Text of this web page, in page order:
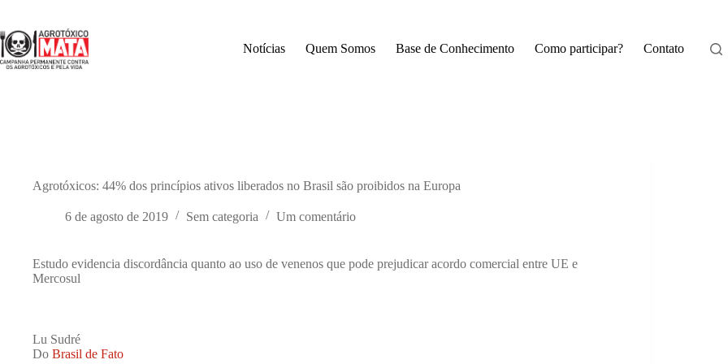
o
conteúdo
Notícias Quem Somos Base de Conhecimento Como participar? Contato
Agrotóxicos: 44% dos princípios ativos liberados no Brasil são proibidos na Europa
6 de agosto de 2019 Sem categoria Um comentário
Estudo evidencia discordância quanto ao uso de venenos que pode prejudicar acordo comercial entre UE e
Mercosul
Lu Sudré
Do Brasil de Fato